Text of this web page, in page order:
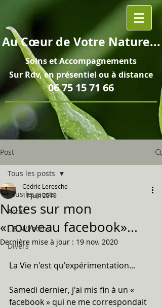
AuCœurde Votre Nature...
Soins etAccompagnements
Sur Rdv, en présentiel ou à distance
06 75 15 71 66
Post
Tous les posts
Actus
L.E.N/Photos
Divers
Tous les posts
Notes sur mon
«nouveau facebook»...
Cédric Leresche
11 juin 2019
Dernière mise à jour : 19 nov. 2020
La Vie n'est qu'expérimentation...
Samedi dernier, j'ai mis fin à un «
facebook » qui ne me correspondait